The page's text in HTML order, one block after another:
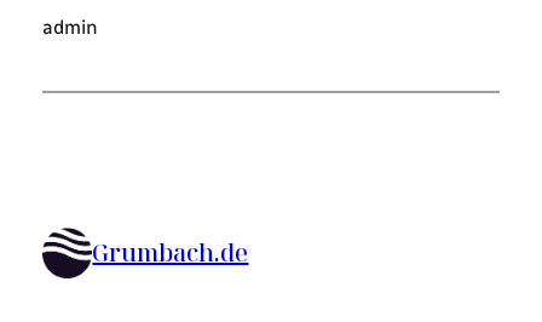
admin
Grumbach.de